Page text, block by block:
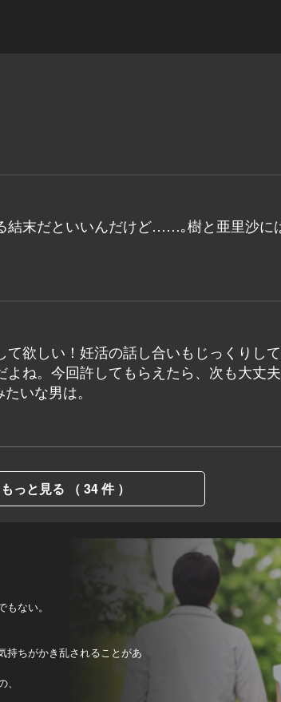
結末だといいんだけど……｡樹と亜里沙に
欲しい！妊活の話し合いもじっくりして
ね。今回許してもらえたら、次も大丈
いな男は。
もっと見る （ 34 件 ）
ない。
ちがかき乱されることがあ